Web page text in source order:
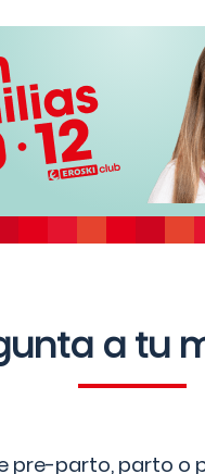
a tu
pre-parto, parto